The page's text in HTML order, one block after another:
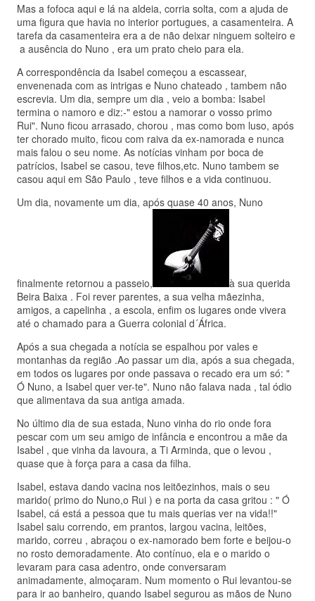
Mas a fofoca aqui e lá na aldeia, corria solta, com a ajuda de
uma figura que havia no interior portugues, a casamenteira. A
tarefa da casamenteira era a de não deixar ninguem solteiro e
a ausência do Nuno , era um prato cheio para ela.
A correspondência da Isabel começou a escassear,
envenenada com as intrigas e Nuno chateado , tambem não
escrevia. Um dia, sempre um dia , veio a bomba: Isabel
termina o namoro e diz:-" estou a namorar o vosso primo
Rui". Nuno ficou arrasado, chorou , mas como bom luso, após
ter chorado muito, ficou com raiva da ex-namorada e nunca
mais falou o seu nome. As notícias vinham por boca de
patrícios, Isabel se casou, teve filhos,etc. Nuno tambem se
casou aqui em São Paulo , teve filhos e a vida continuou.
Um dia, novamente um dia, após quase 40 anos, Nuno
finalmente retornou a passeio,
à sua querida
Beira Baixa . Foi rever parentes, a sua velha mãezinha,
amigos, a capelinha , a escola, enfim os lugares onde vivera
até o chamado para a Guerra colonial d´África.
Após a sua chegada a notícia se espalhou por vales e
montanhas da região .Ao passar um dia, após a sua chegada,
em todos os lugares por onde passava o recado era um só: "
Ó Nuno, a Isabel quer ver-te". Nuno não falava nada , tal ódio
que alimentava da sua antiga amada.
No último dia de sua estada, Nuno vinha do rio onde fora
pescar com um seu amigo de infância e encontrou a mãe da
Isabel , que vinha da lavoura, a Ti Arminda, que o levou ,
quase que à força para a casa da filha.
Isabel, estava dando vacina nos leitõezinhos, mais o seu
marido( primo do Nuno,o Rui ) e na porta da casa gritou : " Ó
Isabel, cá está a pessoa que tu mais querias ver na vida!!"
Isabel saiu correndo, em prantos, largou vacina, leitões,
marido, correu , abraçou o ex-namorado bem forte e beijou-o
no rosto demoradamente. Ato contínuo, ela e o marido o
levaram para casa adentro, onde conversaram
animadamente, almoçaram. Num momento o Rui levantou-se
para ir ao banheiro, quando Isabel segurou as mãos de Nuno